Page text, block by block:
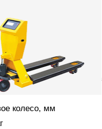
колесо,